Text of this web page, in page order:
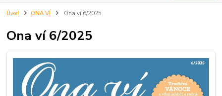
Úvod ONA VÍ Ona ví 6/2025
Ona ví 6/2025